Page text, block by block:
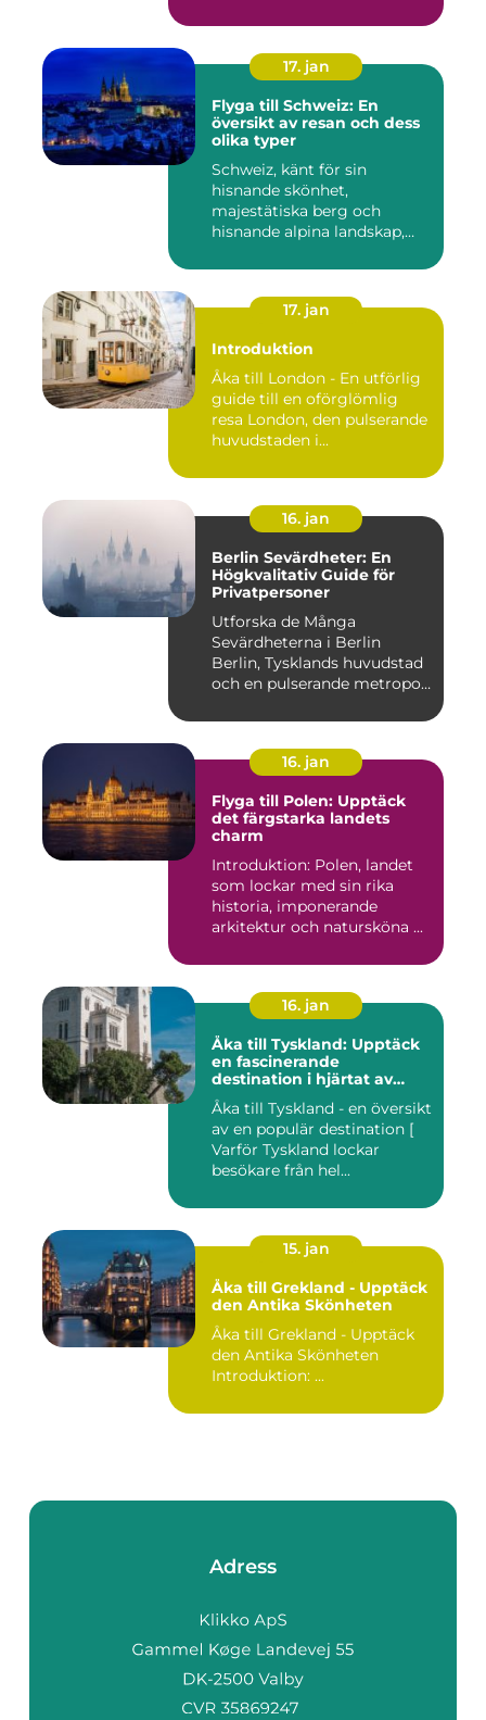
17. jan
Flyga till Schweiz: En
översikt av resan och dess
olika typer
Schweiz, känt för sin
hisnande skönhet,
majestätiska berg och
hisnande alpina landskap,
17. jan
Introduktion
Åka till London - En utförlig
guide till en oförglömlig
resa London, den pulserande
huvudstaden i...
16. jan
Berlin Sevärdheter: En
Högkvalitativ Guide för
Privatpersoner
Utforska de Många
Sevärdheterna i Berlin
Berlin, Tysklands huvudstad
och en pulserande metropol,
16. jan
Flyga till Polen: Upptäck
det färgstarka landets
charm
Introduktion: Polen, landet
som lockar med sin rika
historia, imponerande
arkitektur och natursköna ...
16. jan
Åka till Tyskland: Upptäck
en fascinerande
destination i hjärtat av
Europa
Åka till Tyskland - en översikt
av en populär destination [
Varför Tyskland lockar
besökare från hel...
15. jan
Åka till Grekland - Upptäck
den Antika Skönheten
Åka till Grekland - Upptäck
den Antika Skönheten
Introduktion: ...
Adress